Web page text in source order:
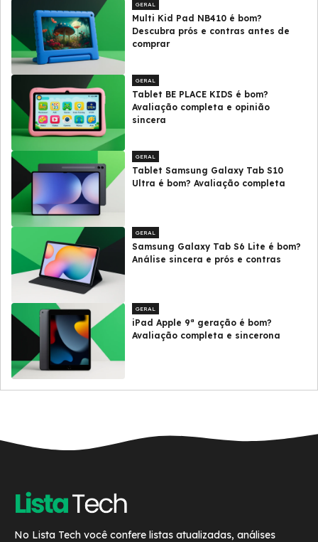
GERAL
Multi Kid Pad NB410 é bom?
Descubra prós e contras antes de
comprar
GERAL
Tablet BE PLACE KIDS é bom?
Avaliação completa e opinião
sincera
GERAL
Tablet Samsung Galaxy Tab S10
Ultra é bom? Avaliação completa
GERAL
Samsung Galaxy Tab S6 Lite é bom?
Análise sincera e prós e contras
GERAL
iPad Apple 9ª geração é bom?
Avaliação completa e sincerona
No Lista Tech você confere listas atualizadas, análises